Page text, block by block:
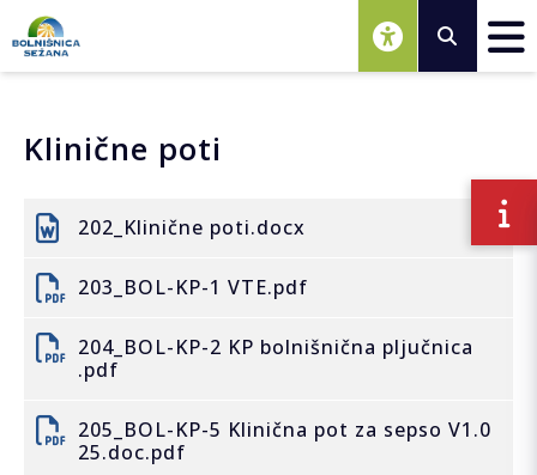
Osrednja vsebina
Klinične poti
202_Klinične poti.docx
203_BOL-KP-1 VTE.pdf
204_BOL-KP-2 KP bolnišnična pljučnica
.pdf
205_BOL-KP-5 Klinična pot za sepso V1.0
25.doc.pdf